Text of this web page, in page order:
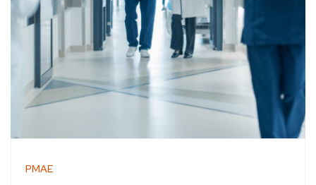
PMAE